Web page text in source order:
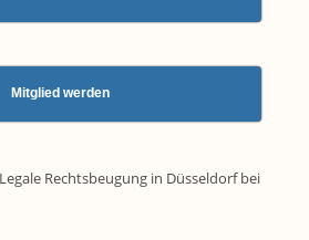
Mitglied werden